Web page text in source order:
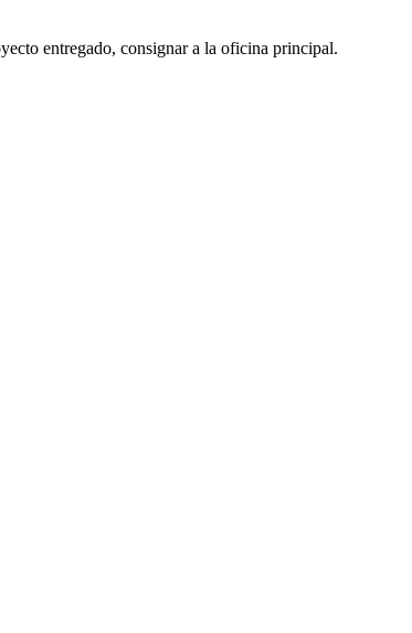
entregado, consignar a la oficina principal.